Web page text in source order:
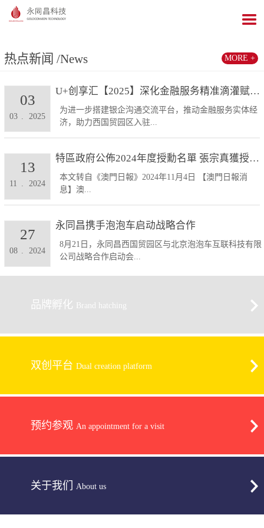
热点新闻 /News
U+创享汇【2025】深化金融服务精准滴灌赋能发展...
为进一步搭建银企沟通交流平台，推动金融服务实体经
济，助力西国贸园区入驻...
03 2025
03
特區政府公佈2024年度授勳名單 張宗真獲授予專業...
本文转自《澳門日報》2024年11月4日 【澳門日報消
息】澳...
11 2024
13
永同昌携手泡泡车启动战略合作
8月21日，永同昌西国贸园区与北京泡泡车互联科技有限
公司战略合作启动会...
08 . 2024
27
MORE +
品牌孵化 Brand hatching
双创平台 Dual creation platform
预约参观 An appointment for a visit
关于我们 About us